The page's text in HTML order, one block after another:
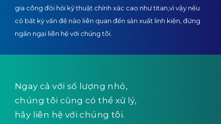
gia công đòi hỏi kỹ thuật chính xác cao như titan,vì vậy nếu
có bất kỳ vấn đề nào liên quan đến sản xuất linh kiện, đừng
ngần ngại liên hệ với chúng tôi.
Ngay cả với số lượng nhỏ,
chúng tôi cũng có thể xử lý,
hãy liên hệ với chúng tôi.